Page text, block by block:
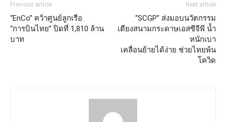
Previous article
“EnCo” คว้าศูนย์ลูกเรือ
“การบินไทย” ปิดที่ 1,810 ล้าน
บาท
Next article
“SCGP” ส่งมอบนวัตกรรม
เตียงสนามกระดาษเอสซีจีพี น้ำ
หนักเบา
เคลื่อนย้ายได้ง่าย ช่วยไทยพ้น
โควิด